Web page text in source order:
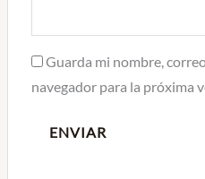
Guarda mi nombre,
navegador para la próxima